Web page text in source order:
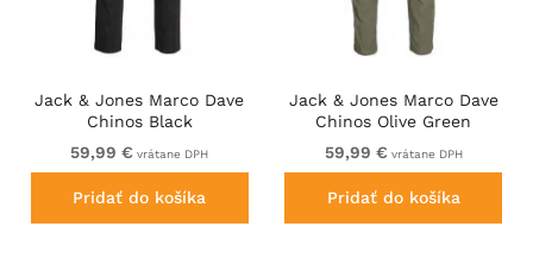
Jack & Jones Marco Dave
Chinos Black
59,99 € vrátane DPH
Pridať do košíka
Jack & Jones Marco Dave
Chinos Olive Green
59,99 € vrátane DPH
Pridať do košíka